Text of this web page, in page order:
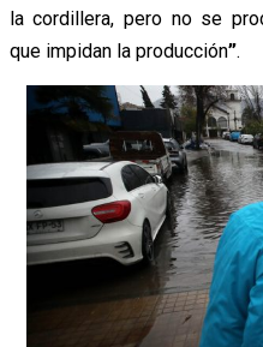
la cordillera, pero no se
que impidan la producción”.